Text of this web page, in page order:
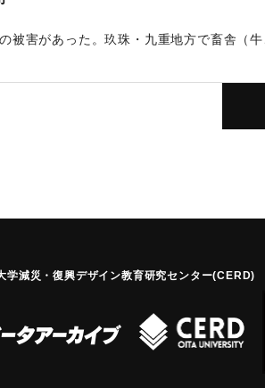
被害があった。玖珠・九重地方で畜舎（
学減災 ・復興デザイン教育研究センター(CERD)